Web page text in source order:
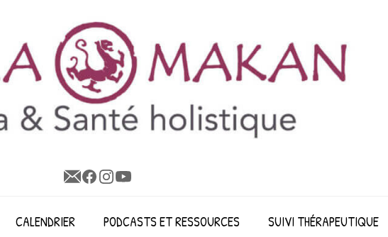
CALENDRIER PODCASTS ET RESSOURCES SUIVI THÉRAPEUTIQUE